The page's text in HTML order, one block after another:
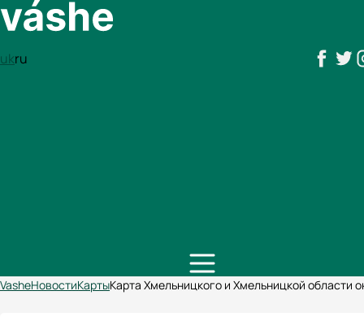
ukru
VasheНовостиКартыКарта Хмельницкого и Хмельницкой области